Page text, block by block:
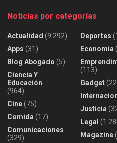
Noticias por categorías
Actualidad (9.292)
Apps (31)
Blog Abogado (5)
Ciencia Y
Educación
(964)
Cine(75)
Comida (17)
Comunicaciones
(329)
Deportes
Economía
(113)
Gadget
Justicia
Legal
Magazine